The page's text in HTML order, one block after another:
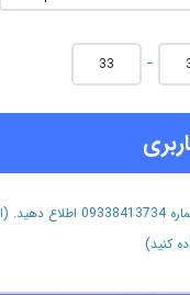
−
هر مشکلی در فرایند ثبت نام داشتید از طریق پیامک به شماره 09338413734 اطلاع
کنید)